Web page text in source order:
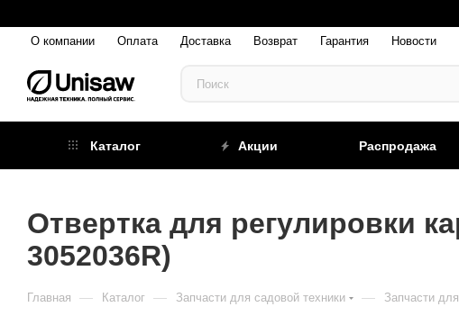
О компании Оплата Доставка Возврат Гарантия Новости
Каталог Акции Распродажа
Отвертка для регулировки
3052036R)
Главная — Каталог — Запчасти для садовой техники — Запчасти